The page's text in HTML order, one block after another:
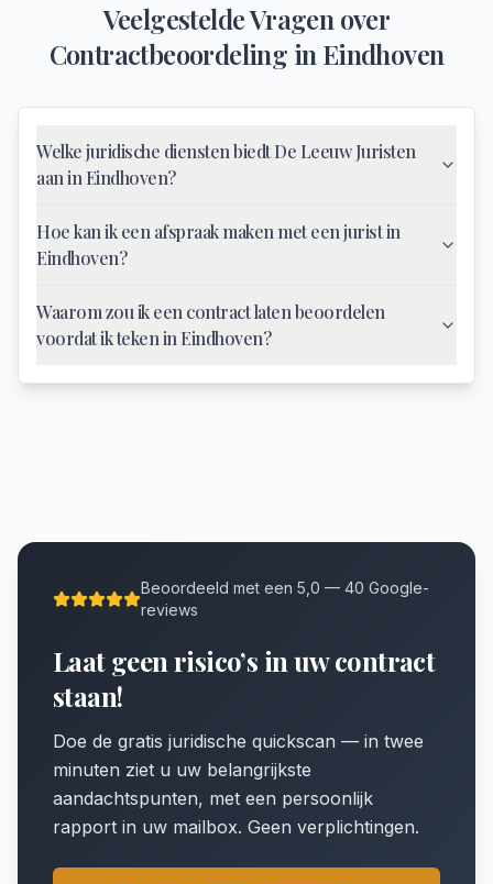
Veelgestelde Vragen over
Contractbeoordeling in Eindhoven
Welke juridische diensten biedt De Leeuw Juristen
aan in Eindhoven?
Hoe kan ik een afspraak maken met een jurist in
Eindhoven?
Waarom zou ik een contract laten beoordelen
voordat ik teken in Eindhoven?
Beoordeeld met een 5,0 — 40 Google-
reviews
Laat geen risico’s in uw contract
staan!
Doe de gratis juridische quickscan — in twee
minuten ziet u uw belangrijkste
aandachtspunten, met een persoonlijk
rapport in uw mailbox. Geen verplichtingen.